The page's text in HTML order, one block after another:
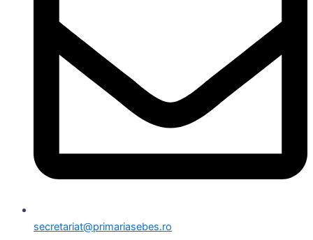
secretariat@primariasebes.ro